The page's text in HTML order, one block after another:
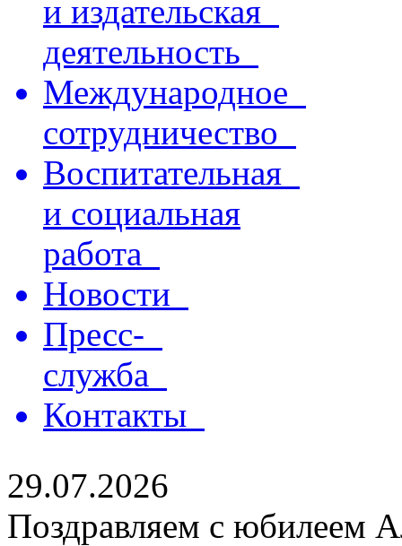
и издательская
деятельность
Международное
сотрудничество
Воспитательная
и социальная
работа
Новости
Пресс-
служба
Контакты
29.07.2026
Поздравляем с юбилеем